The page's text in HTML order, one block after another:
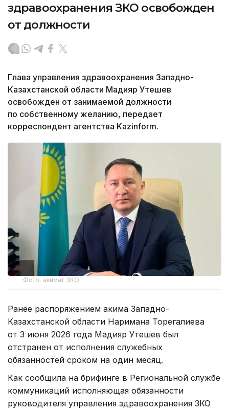
здравоохранения ЗКО освобожден
от должности
Глава управления здравоохранения Западно-
Казахстанской области Мадияр Утешев
освобожден от занимаемой должности
по собственному желанию, передает
корреспондент агентства Kazinform.
Фото: акимат ЗКО
Ранее распоряжением акима Западно-
Казахстанской области Наримана Торегалиева
от 3 июня 2026 года Мадияр Утешев был
отстранен от исполнения служебных
обязанностей сроком на один месяц.
Как сообщила на брифинге в Региональной службе
коммуникаций исполняющая обязанности
руководителя управления здравоохранения ЗКО